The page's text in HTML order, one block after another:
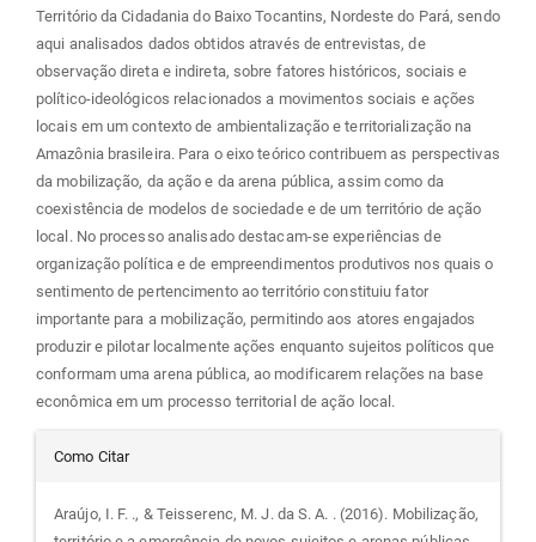
Território da Cidadania do Baixo Tocantins, Nordeste do Pará, sendo
aqui analisados dados obtidos através de entrevistas, de
observação direta e indireta, sobre fatores históricos, sociais e
político-ideológicos relacionados a movimentos sociais e ações
locais em um contexto de ambientalização e territorialização na
Amazônia brasileira. Para o eixo teórico contribuem as perspectivas
da mobilização, da ação e da arena pública, assim como da
coexistência de modelos de sociedade e de um território de ação
local. No processo analisado destacam-se experiências de
organização política e de empreendimentos produtivos nos quais o
sentimento de pertencimento ao território constituiu fator
importante para a mobilização, permitindo aos atores engajados
produzir e pilotar localmente ações enquanto sujeitos políticos que
conformam uma arena pública, ao modificarem relações na base
econômica em um processo territorial de ação local.
Detalhes
do
Como Citar
Araújo, I. F. ., & Teisserenc, M. J. da S. A. . (2016). Mobilização,